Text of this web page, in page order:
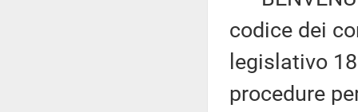
codice dei
legislativo
procedure